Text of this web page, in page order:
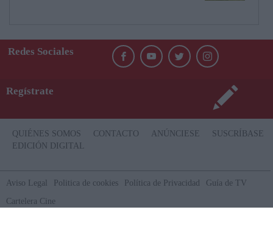
Redes Sociales
Regístrate
QUIÉNES SOMOS CONTACTO ANÚNCIESE
SUSCRÍBASE
EDICIÓN DIGITAL
Aviso Legal Politica de cookies Política de Privacidad
Guía de TV
Cartelera Cine